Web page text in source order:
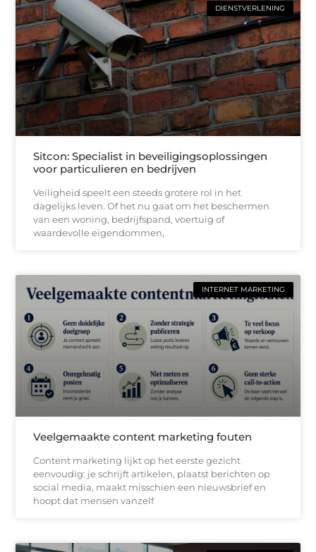
DIENSTVERLENING
Sitcon: Specialist in beveiligingsoplossingen
voor particulieren en bedrijven
Veiligheid speelt een steeds grotere rol in het
dagelijks leven. Of het nu gaat om het beschermen
van een woning, bedrijfspand, voertuig of
waardevolle eigendommen,
INTERNET MARKETING
Veelgemaakte content marketing fouten
Content marketing lijkt op het eerste gezicht
eenvoudig: je schrijft artikelen, plaatst berichten op
social media, maakt misschien een nieuwsbrief en
hoopt dat mensen vanzelf